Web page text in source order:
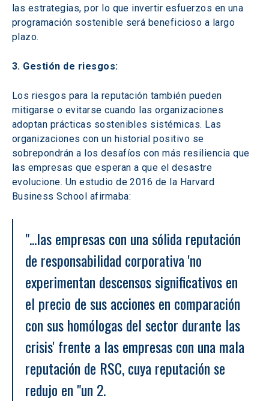
las estrategias, por lo que invertir esfuerzos en una
programación sostenible será beneficioso a largo
plazo.
3. Gestión de riesgos:
Los riesgos para la reputación también pueden
mitigarse o evitarse cuando las organizaciones
adoptan prácticas sostenibles sistémicas. Las
organizaciones con un historial positivo se
sobrepondrán a los desafíos con más resiliencia que
las empresas que esperan a que el desastre
evolucione. Un estudio de 2016 de la Harvard
Business School afirmaba:
"...las empresas con una sólida reputación
de responsabilidad corporativa 'no
experimentan descensos significativos en
el precio de sus acciones en comparación
con sus homólogas del sector durante las
crisis' frente a las empresas con una mala
reputación de RSC, cuya reputación se
redujo en "un 2.